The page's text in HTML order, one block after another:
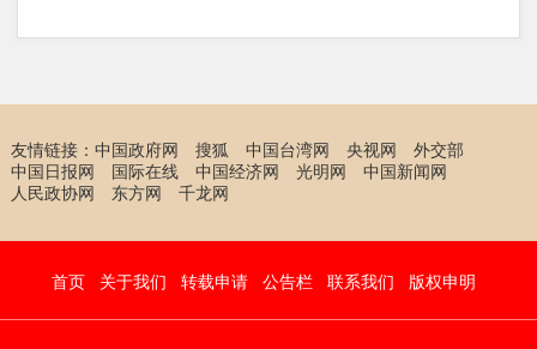
友情链接： 中国政府网 搜狐 中国台湾网 央视网
外交部
中国日报网
国际在线 中国经济网 光明网
中国新闻网
人民政协网
东方网 千龙网
首页 关于我们 转载申请 公告栏 联系我们 版权申明